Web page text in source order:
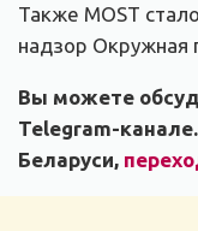
Также MOST
надзор Окружная
Вы можете
Telegram-
Беларуси,